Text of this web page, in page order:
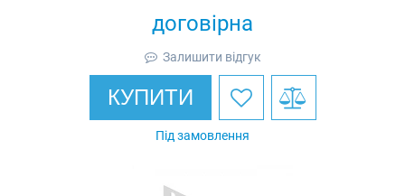
договірна
Залишити відгук
КУПИТИ
Під замовлення